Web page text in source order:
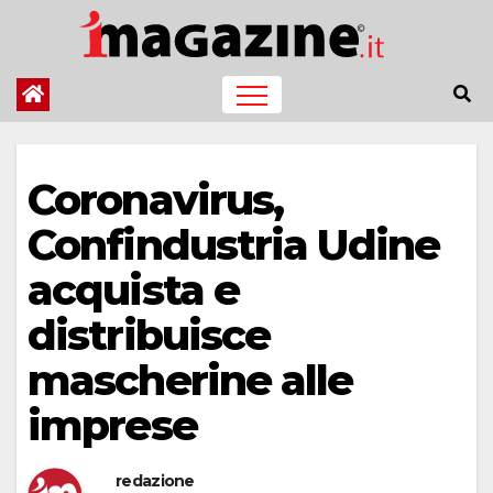
contenuto
Coronavirus,
Confindustria Udine
acquista e
distribuisce
mascherine alle
imprese
redazione